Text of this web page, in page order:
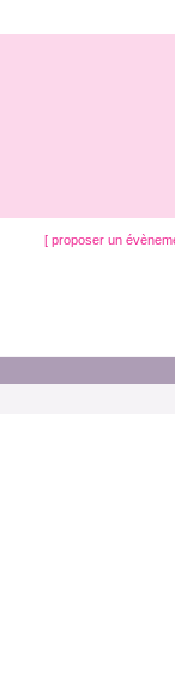
[ proposer un